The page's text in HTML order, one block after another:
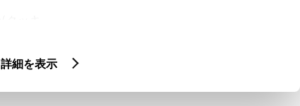
詳細を表示